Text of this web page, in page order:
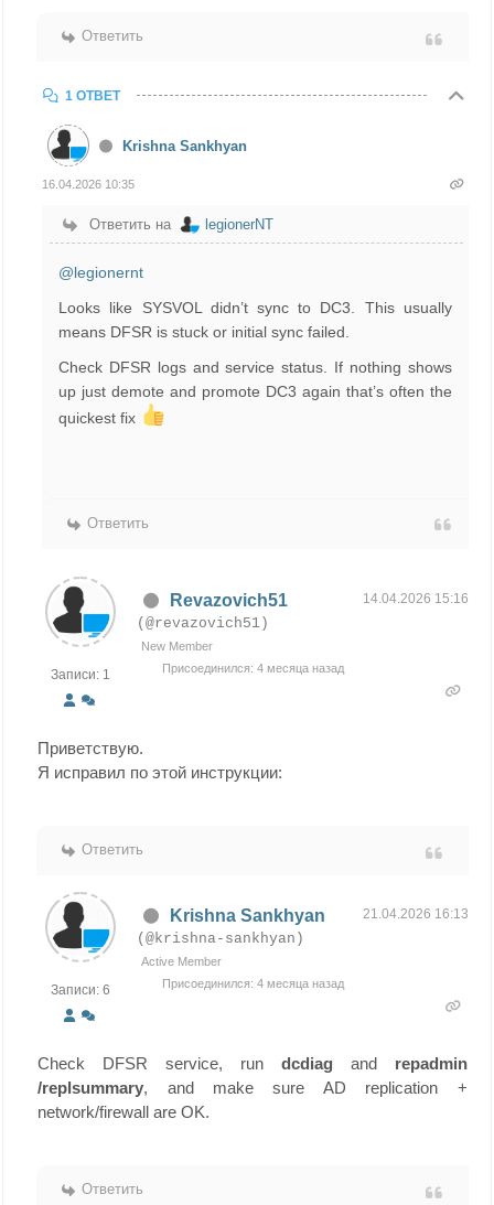
Ответить
1 ОТВЕТ
Krishna Sankhyan
16.04.2026 10:35
Ответить на legionerNT
@legionernt
Looks like SYSVOL didn’t sync to DC3. This usually
means DFSR is stuck or initial sync failed.
Check DFSR logs and service status. If nothing shows
up just demote and promote DC3 again that’s often the
quickest fix
Ответить
Записи: 1
Revazovich51 14.04.2026 15:16
(@revazovich51)
New Member
Присоединился: 4 месяца назад
Приветствую.
Я исправил по этой инструкции:
Ответить
Записи: 6
Krishna Sankhyan 21.04.2026 16:13
(@krishna-sankhyan)
Active Member
Присоединился: 4 месяца назад
Check DFSR service, run dcdiagand repadmin
/replsummary, and make sure AD replication +
network/firewall are OK.
Ответить